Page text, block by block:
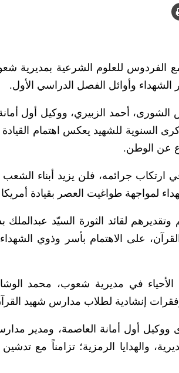
للعلوم الشرعية بمديرية
الشهداء وأوائل الفصل الدراسي الأول.
أحمد الزبيري، ووكيل أول أمانة
السنوية للشهيد يعكس اهتمام القيادة
عن الوطن.
جرائمه، فلن يزيد أبناء الشعب
لمواجهة طواغيت العصر بقيادة أمريكا
لقائد الثورة السيّد عبدالملك
على الاهتمام بأسر وذوي
في مديرية شعوب، محمد
وفقرات إنشادية لطلاب مدارس شهيد
أول أمانة العاصمة، ومدير مدارس
والهدايا الرمزية؛ تزامناً مع